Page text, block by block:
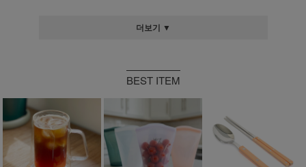
더보기 ▼
BEST ITEM